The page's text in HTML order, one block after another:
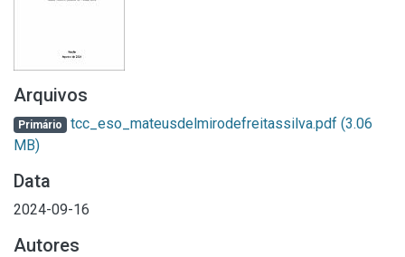
Arquivos
Primário tcc_eso_mateusdelmirodefreitassilva.pdf (3.06
MB)
Data
2024-09-16
Autores